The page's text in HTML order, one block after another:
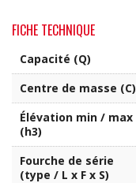
FICHE TECHNIQUE
Capacité (Q)
Centre de masse (C)
Élévation min / max
(h3)
Fourche de série
(type / L x F x S)